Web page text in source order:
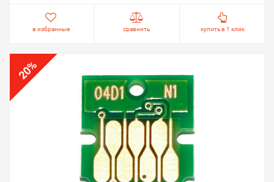
в избранные сравнить купить в 1 клик
20
%